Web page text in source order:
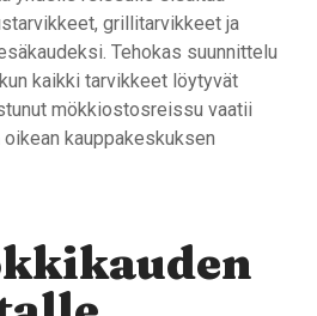
grillitarvikkeet ja
Tehokas suunnittelu
kaikki tarvikkeet löytyvät
mökkiostosreissu vaatii
kauppakeskuksen